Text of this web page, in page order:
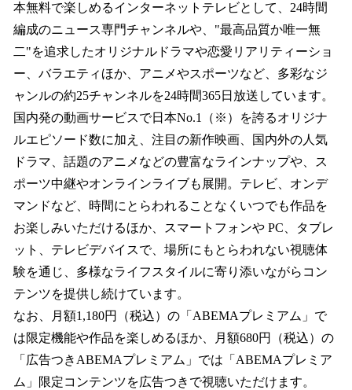
本無料で楽しめるインターネットテレビとして、24時間
編成のニュース専門チャンネルや、"最高品質か唯一無
二"を追求したオリジナルドラマや恋愛リアリティーショ
ー、バラエティほか、アニメやスポーツなど、多彩なジ
ャンルの約25チャンネルを24時間365日放送しています。
国内発の動画サービスで日本No.1（※）を誇るオリジナ
ルエピソード数に加え、注目の新作映画、国内外の人気
ドラマ、話題のアニメなどの豊富なラインナップや、ス
ポーツ中継やオンラインライブも展開。テレビ、オンデ
マンドなど、時間にとらわれることなくいつでも作品を
お楽しみいただけるほか、スマートフォンや PC、タブレ
ット、テレビデバイスで、場所にもとらわれない視聴体
験を通じ、多様なライフスタイルに寄り添いながらコン
テンツを提供し続けています。
なお、月額1,180円（税込）の「ABEMAプレミアム」で
は限定機能や作品を楽しめるほか、月額680円（税込）の
「広告つきABEMAプレミアム」では「ABEMAプレミア
ム」限定コンテンツを広告つきで視聴いただけます。